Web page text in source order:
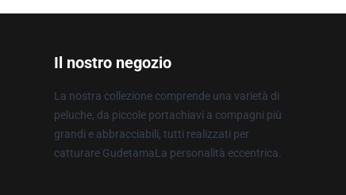
Il nostro negozio
La nostra collezione comprende una varietà di
peluche, da piccole portachiavi a compagni più
grandi e abbracciabili, tutti realizzati per
catturare GudetamaLa personalità eccentrica.